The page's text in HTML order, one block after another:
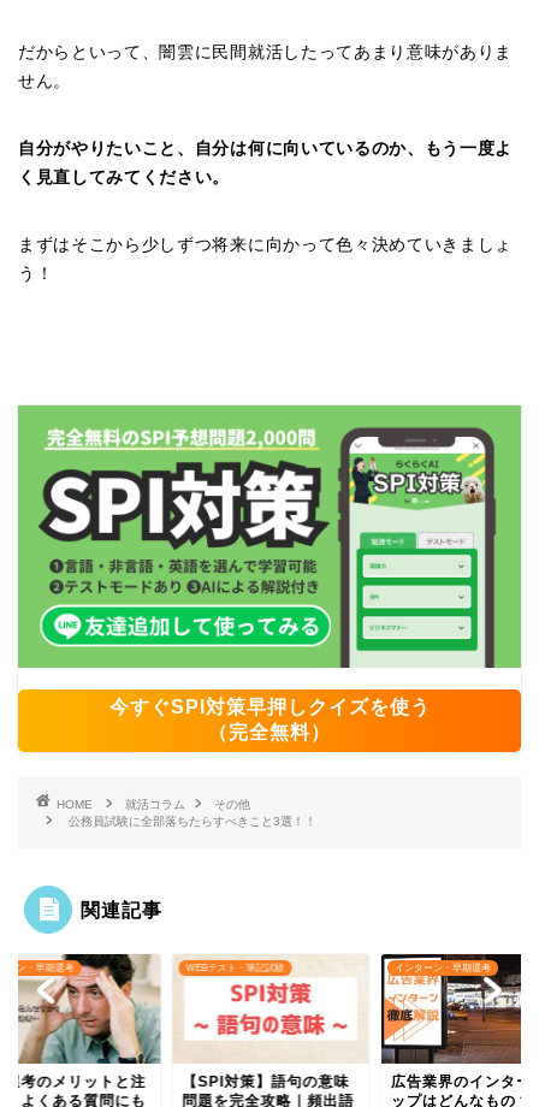
だからといって、闇雲に民間就活したってあまり意味がありま
せん。
自分がやりたいこと、自分は何に向いているのか、もう一度よ
く見直してみてください。
まずはそこから少しずつ将来に向かって色々決めていきましょ
う！
今すぐSPI対策早押しクイズを使う
（完全無料）
HOME 就活コラム
その他
公務員試験に全部落ちたらすべきこと3選！！
関連記事
ーン・早期選考
選考のメリットと注
！よくある質問にも
WEBテスト・筆記試験
【SPI対策】語句の意味
問題を完全攻略｜頻出語
インターン・早期選考
広告業界のインター
ップはどんなもの？